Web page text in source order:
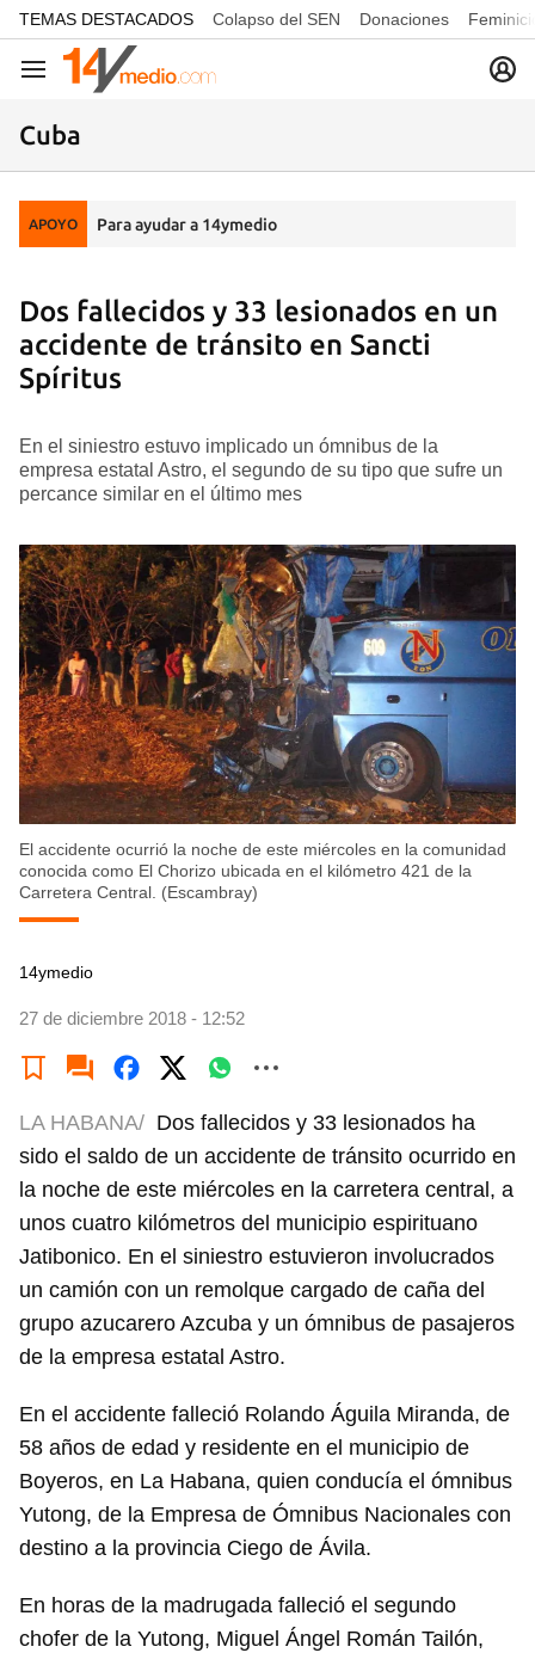
common.go-to-content
TEMAS DESTACADOS Colapso del SEN Donaciones
Navegación
Cuba
APOYO Para ayudar a 14ymedio
Dos fallecidos y 33 lesionados en un
accidente de tránsito en Sancti
Spíritus
En el siniestro estuvo implicado un ómnibus de la
empresa estatal Astro, el segundo de su tipo que sufre un
percance similar en el último mes
El accidente ocurrió la noche de este miércoles en la comunidad
conocida como El Chorizo ubicada en el kilómetro 421 de la
Carretera Central. (Escambray)
14ymedio
27 de diciembre 2018 - 12:52
LA HABANA/ Dos fallecidos y 33 lesionados ha
sido el saldo de un accidente de tránsito ocurrido en
la noche de este miércoles en la carretera central, a
unos cuatro kilómetros del municipio espirituano
Jatibonico. En el siniestro estuvieron involucrados
un camión con un remolque cargado de caña del
grupo azucarero Azcuba y un ómnibus de pasajeros
de la empresa estatal Astro.
En el accidente falleció Rolando Águila Miranda, de
58 años de edad y residente en el municipio de
Boyeros, en La Habana, quien conducía el ómnibus
Yutong, de la Empresa de Ómnibus Nacionales con
destino a la provincia Ciego de Ávila.
En horas de la madrugada falleció el segundo
chofer de la Yutong, Miguel Ángel Román Tailón,